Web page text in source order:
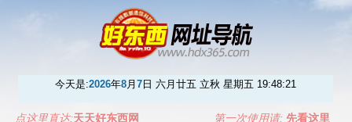
今天是:2026年8月 7 日 六月廿五 立秋 星期五 19:48:21
点这里直达:天天好东西网 第一次使用请: 先看这里